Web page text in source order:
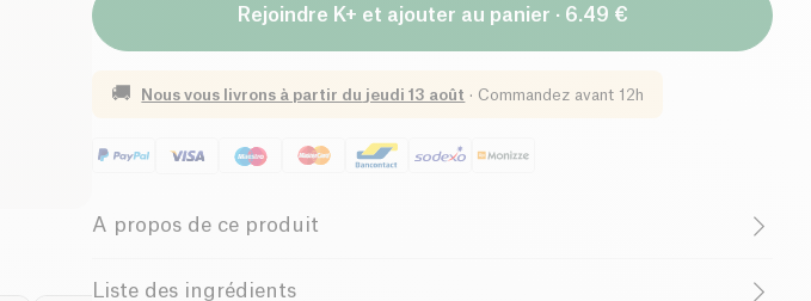
Rejoindre K+ et ajouter au panier · 6.49 €
🚚 Nous vous livrons à partir du jeudi 13 août · Commandez avant 12h
A propos de ce produit
Sans gluten (ingrédients)
Liste des ingrédients